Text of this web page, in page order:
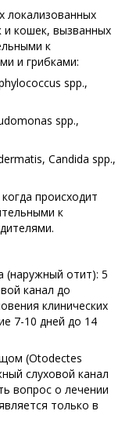
локализованных
и кошек, вызванных
к
и грибками:
spp.,
spp.,
Candida spp.,
происходит
к
(наружный отит): 5
канал до
клинических
7-10 дней до 14
(Otodectes
слуховой канал
вопрос о лечении
только в